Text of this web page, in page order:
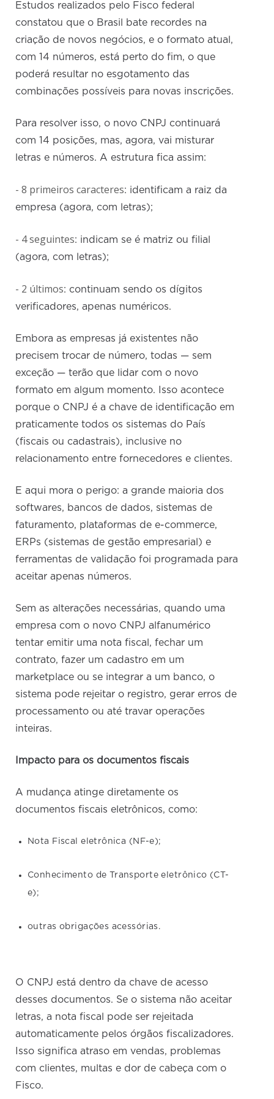
Estudos realizados pelo Fisco federal
constatou que o Brasil bate recordes na
criação de novos negócios, e o formato atual,
com 14 números, está perto do fim, o que
poderá resultar no esgotamento das
combinações possíveis para novas inscrições.
Para resolver isso, o novo CNPJ continuará
com 14 posições, mas, agora, vai misturar
letras e números. A estrutura fica assim:
- 8 primeiros caracteres: identificam a raiz da
empresa (agora, com letras);
- 4 seguintes: indicam se é matriz ou filial
(agora, com letras);
- 2 últimos: continuam sendo os dígitos
verificadores, apenas numéricos.
Embora as empresas já existentes não
precisem trocar de número, todas — sem
exceção — terão que lidar com o novo
formato em algum momento. Isso acontece
porque o CNPJ é a chave de identificação em
praticamente todos os sistemas do País
(fiscais ou cadastrais), inclusive no
relacionamento entre fornecedores e clientes.
E aqui mora o perigo: a grande maioria dos
softwares, bancos de dados, sistemas de
faturamento, plataformas de e-commerce,
ERPs (sistemas de gestão empresarial) e
ferramentas de validação foi programada para
aceitar apenas números.
Sem as alterações necessárias, quando uma
empresa com o novo CNPJ alfanumérico
tentar emitir uma nota fiscal, fechar um
contrato, fazer um cadastro em um
marketplace ou se integrar a um banco, o
sistema pode rejeitar o registro, gerar erros de
processamento ou até travar operações
inteiras.
Impacto para os documentos fiscais
A mudança atinge diretamente os
documentos fiscais eletrônicos, como:
Nota Fiscal eletrônica (NF-e);
Conhecimento de Transporte eletrônico (CT-
e);
outras obrigações acessórias.
O CNPJ está dentro da chave de acesso
desses documentos. Se o sistema não aceitar
letras, a nota fiscal pode ser rejeitada
automaticamente pelos órgãos fiscalizadores.
Isso significa atraso em vendas, problemas
com clientes, multas e dor de cabeça com o
Fisco.